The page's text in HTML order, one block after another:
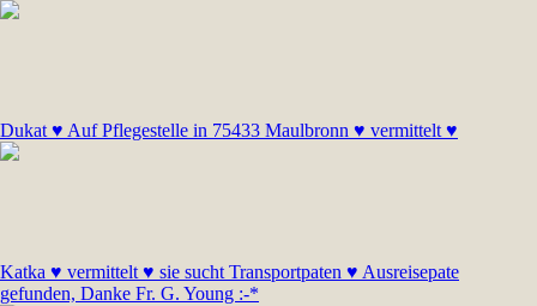
Dukat ♥ Auf Pflegestelle in 75433 Maulbronn ♥ vermittelt ♥
Katka ♥ vermittelt ♥ sie sucht Transportpaten ♥ Ausreisepate
gefunden, Danke Fr. G. Young :-*